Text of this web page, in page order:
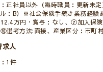
正社員以外（臨時職員：更新未
：B）※社会保険手続き業務経
万円・賞与：なし、⑦加入保
選考方法:面接、産業区分：市町
求人
1件